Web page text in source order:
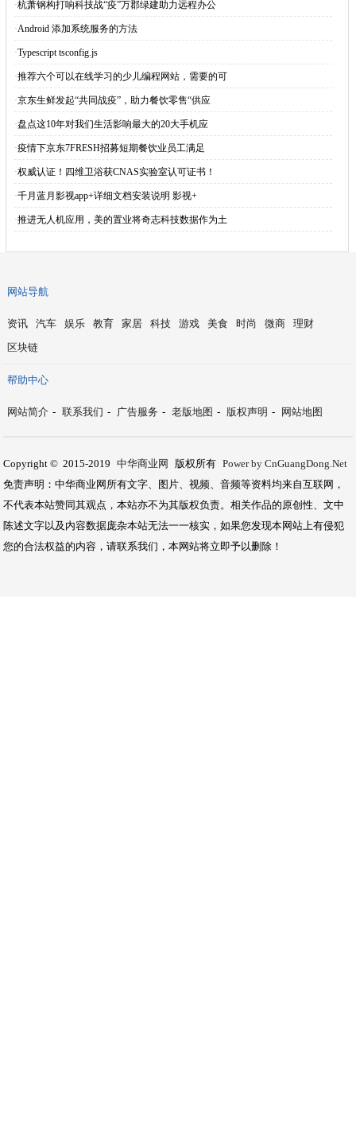
·杭萧钢构打响科技战“疫”万郡绿建助力远程办公
·Android 添加系统服务的方法
·Typescript tsconfig.js
·推荐六个可以在线学习的少儿编程网站，需要的可
·京东生鲜发起“共同战疫”，助力餐饮零售“供应
·盘点这10年对我们生活影响最大的20大手机应
·疫情下京东7FRESH招募短期餐饮业员工满足
·权威认证！四维卫浴获CNAS实验室认可证书！
·千月蓝月影视app+详细文档安装说明 影视+
·推进无人机应用，美的置业将奇志科技数据作为土
网站导航
资讯 汽车 娱乐 教育 家居 科技 游戏 美食 时尚 微商
理财
区块链
帮助中心
网站简介 - 联系我们 - 广告服务 - 老版地图 - 版权声明 - 网站地图
Copyright © 2015-2019 中华商业网 版权所有 Power by CnGuangDong.Net
免责声明：中华商业网所有文字、图片、视频、音频等资料均来自互联网，
不代表本站赞同其观点，本站亦不为其版权负责。相关作品的原创性、文中
陈述文字以及内容数据庞杂本站无法一一核实，如果您发现本网站上有侵犯
您的合法权益的内容，请联系我们，本网站将立即予以删除！